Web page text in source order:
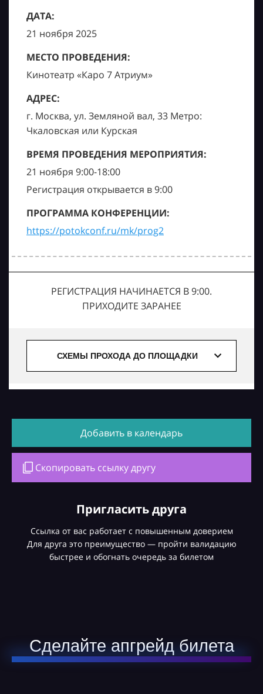
ДАТА:
21 ноября 2025
МЕСТО ПРОВЕДЕНИЯ:
Кинотеатр «Каро 7 Атриум»
АДРЕС:
г. Москва, ул. Земляной вал, 33 Метро:
Чкаловская или Курская
ВРЕМЯ ПРОВЕДЕНИЯ МЕРОПРИЯТИЯ:
21 ноября 9:00-18:00
Регистрация открывается в 9:00
ПРОГРАММА КОНФЕРЕНЦИИ:
https://potokconf.ru/mk/prog2
РЕГИСТРАЦИЯ НАЧИНАЕТСЯ В 9:00.
ПРИХОДИТЕ ЗАРАНЕЕ
СХЕМЫ ПРОХОДА ДО ПЛОЩАДКИ
Добавить в календарь
Скопировать ссылку другу
Пригласить друга
Ссылка от вас работает с повышенным доверием
Для друга это преимущество — пройти валидацию
быстрее и обогнать очередь за билетом
Сделайте апгрейд билета